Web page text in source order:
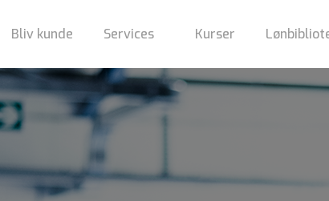
Bliv kunde Services Kurser